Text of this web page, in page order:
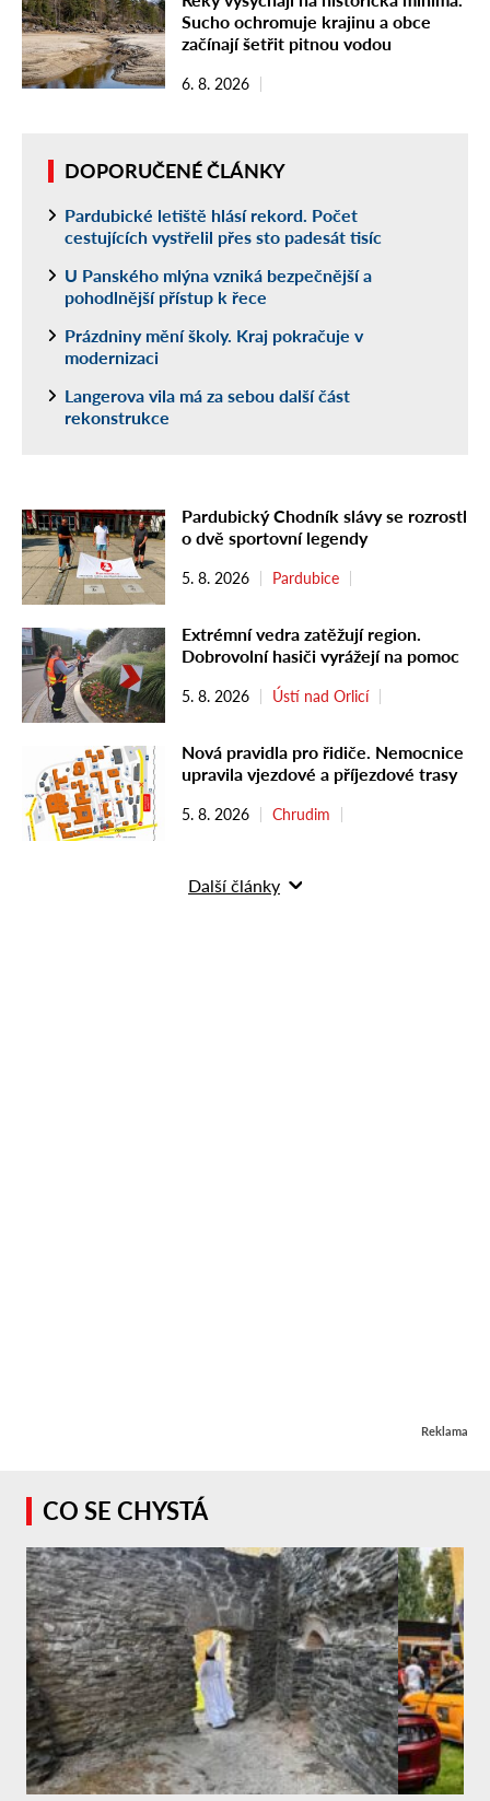
Sucho ochromuje krajinu a obce
začínají šetřit pitnou vodou
6. 8. 2026
DOPORUČENÉ ČLÁNKY
Pardubické letiště hlásí rekord. Počet
cestujících vystřelil přes sto padesát tisíc
U Panského mlýna vzniká bezpečnější a
pohodlnější přístup k řece
Prázdniny mění školy. Kraj pokračuje v
modernizaci
Langerova vila má za sebou další část
rekonstrukce
Pardubický Chodník slávy se rozrostl
o dvě sportovní legendy
5. 8. 2026 Pardubice
Extrémní vedra zatěžují region.
Dobrovolní hasiči vyrážejí na pomoc
5. 8. 2026 Ústí nad Orlicí
Nová pravidla pro řidiče. Nemocnice
upravila vjezdové a příjezdové trasy
5. 8. 2026 Chrudim
Další články
Reklama
CO SE CHYSTÁ